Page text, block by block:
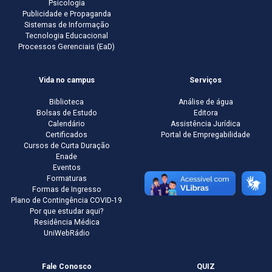
Psicologia
Publicidade e Propaganda
Sistemas de Informação
Tecnologia Educacional
Processos Gerenciais (EaD)
Vida no campus
Biblioteca
Bolsas de Estudo
Calendário
Certificados
Cursos de Curta Duração
Enade
Eventos
Formaturas
Formas de Ingresso
Plano de Contingência COVID-19
Por que estudar aqui?
Residência Médica
UniWebRádio
Serviços
Análise de água
Editora
Assistência Jurídica
Portal de Empregabilidade
Fale Conosco QUIZ